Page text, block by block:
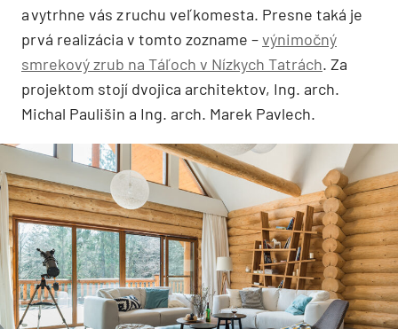
a vytrhne vás z ruchu veľkomesta. Presne taká je
prvá realizácia v tomto zozname –výnimočný
smrekový zrub na Táľoch v Nízkych Tatrách. Za
projektom stojí dvojica architektov, Ing. arch.
Michal Paulišin a Ing. arch. Marek Pavlech.